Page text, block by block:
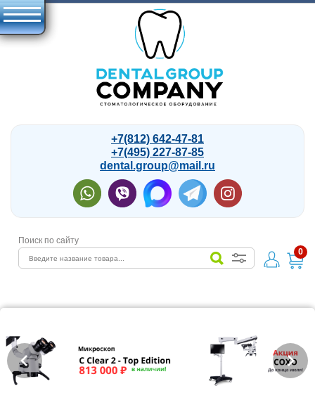
+7(812) 642-47-81
+7(495) 227-87-85
dental.group@mail.ru
Поиск по сайту
0